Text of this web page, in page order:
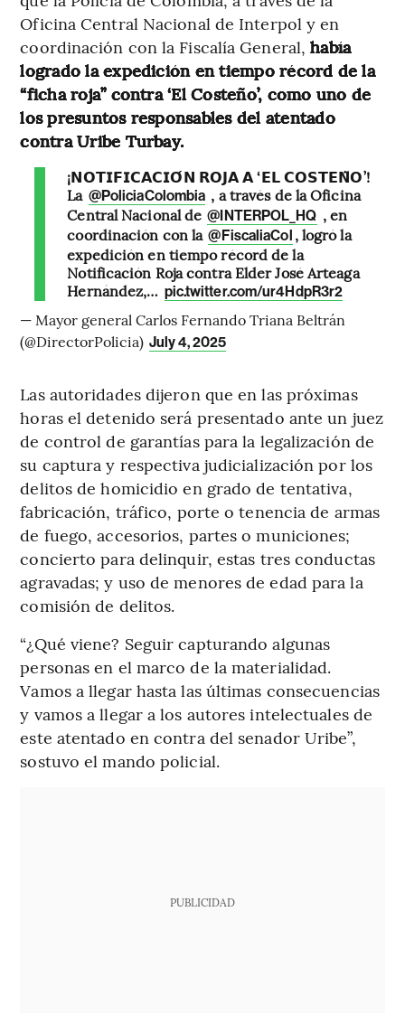
Oficina Central Nacional de Interpol y en
coordinación con la Fiscalía General,había
logrado la expedición en tiempo récord de la
“ficha roja” contra ‘El Costeño’, como uno de
los presuntos responsables del atentado
contra Uribe Turbay.
¡𝗡𝗢𝗧𝗜𝗙𝗜𝗖𝗔𝗖𝗜𝗢́𝗡 𝗥𝗢𝗝𝗔 𝗔 ‘𝗘𝗟 𝗖𝗢𝗦𝗧𝗘𝗡̃𝗢’!
La @PoliciaColombia , a través de la Oficina
Central Nacional de @INTERPOL_HQ , en
coordinación con la @FiscaliaCol , logró la
expedición en tiempo récord de la
Notificación Roja contra Elder José Arteaga
Hernández,… pic.twitter.com/ur4HdpR3r2
— Mayor general Carlos Fernando Triana Beltrán
(@DirectorPolicia) July 4, 2025
Las autoridades dijeron que en las próximas
horas el detenido será presentado ante un juez
de control de garantías para la legalización de
su captura y respectiva judicialización por los
delitos de homicidio en grado de tentativa,
fabricación, tráfico, porte o tenencia de armas
de fuego, accesorios, partes o municiones;
concierto para delinquir, estas tres conductas
agravadas; y uso de menores de edad para la
comisión de delitos.
“¿Qué viene? Seguir capturando algunas
personas en el marco de la materialidad.
Vamos a llegar hasta las últimas consecuencias
y vamos a llegar a los autores intelectuales de
este atentado en contra del senador Uribe”,
sostuvo el mando policial.
PUBLICIDAD